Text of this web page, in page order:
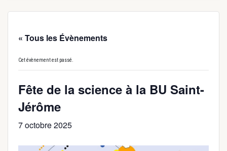
« Tous les Évènements
Cet évènement est passé.
Fête de la science à la BU Saint-
Jérôme
7 octobre 2025